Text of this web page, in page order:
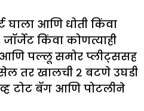
घाला आणि धोती किंवा
किंवा कोणत्याही
आणि पल्लू समोर प्लीट्ससह
तर खालची २ बटणे उघडी
टोट बॅग आणि पोटलीने